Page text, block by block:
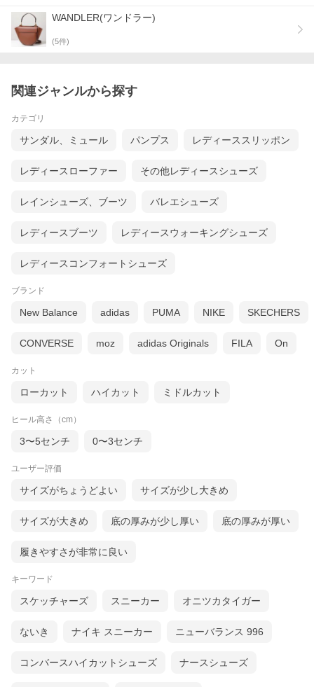
WANDLER(ワンドラー)
(5件)
関連ジャンルから探す
カテゴリ
サンダル、ミュール パンプス レディーススリッポン
レディースローファー その他レディースシューズ
レインシューズ、ブーツ バレエシューズ
レディースブーツ レディースウォーキングシューズ
レディースコンフォートシューズ
ブランド
New Balance adidas PUMA NIKE SKECHERS
CONVERSE moz adidas Originals FILA On
カット
ローカット ハイカット ミドルカット
ヒール高さ（cm）
3〜5センチ 0〜3センチ
ユーザー評価
サイズがちょうどよい サイズが少し大きめ
サイズが大きめ 底の厚みが少し厚い 底の厚みが厚い
履きやすさが非常に良い
キーワード
スケッチャーズ スニーカー オニツカタイガー
ないき ナイキ スニーカー ニューバランス 996
コンバースハイカットシューズ ナースシューズ